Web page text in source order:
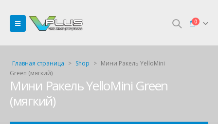
0
Главная страница > Shop > Мини Ракель YelloMini
Green (мягкий)
Мини Ракель YelloMini Green
(мягкий)